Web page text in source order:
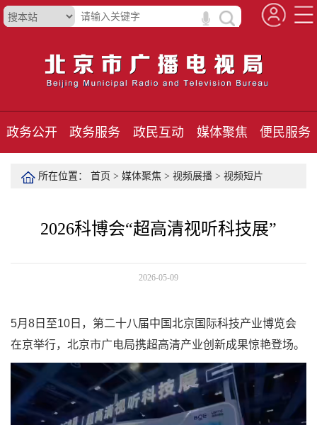
政务公开 政务服务 政民互动 媒体聚焦 便民服务
所在位置： 首页 > 媒体聚焦 > 视频展播 > 视频短片
2026科博会“超高清视听科技展”
2026-05-09
5月8日至10日，第二十八届中国北京国际科技产业博览会
在京举行，北京市广电局携超高清产业创新成果惊艳登场。